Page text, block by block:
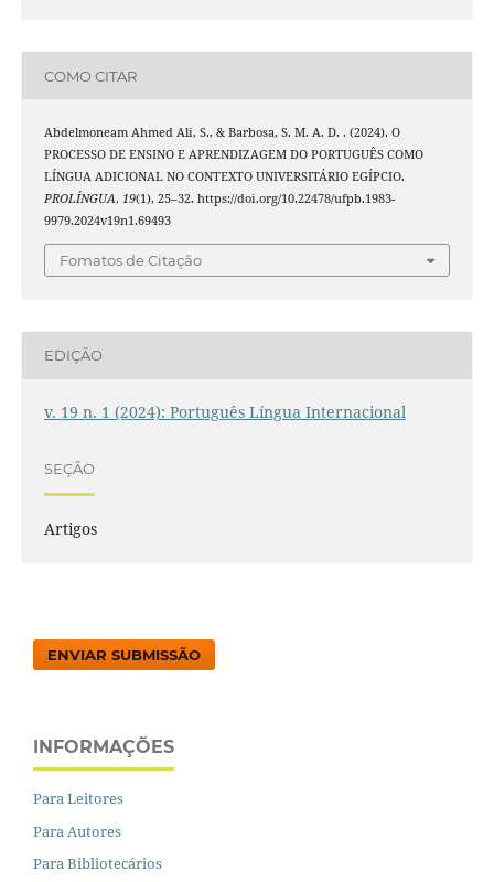
COMO CITAR
Abdelmoneam Ahmed Ali, S., & Barbosa, S. M. A. D. . (2024). O
PROCESSO DE ENSINO E APRENDIZAGEM DO PORTUGUÊS COMO
LÍNGUA ADICIONAL NO CONTEXTO UNIVERSITÁRIO EGÍPCIO.
PROLÍNGUA, 19(1), 25–32. https://doi.org/10.22478/ufpb.1983-
9979.2024v19n1.69493
Fomatos de Citação
EDIÇÃO
v. 19 n. 1 (2024): Português Língua Internacional
SEÇÃO
Artigos
ENVIAR SUBMISSÃO
INFORMAÇÕES
Para Leitores
Para Autores
Para Bibliotecários